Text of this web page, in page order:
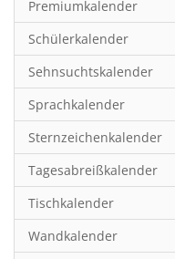
Inspiration &
Kinderkalender
Kunst
Länder & Städte
Landschaft & Natur
Lifestyle
Literatur
Premiumkalender
Schülerkalender
Sehnsuchtskalender
Sprachkalender
Sternzeichenkalender
Tagesabreißkalender
Tischkalender
Wandkalender